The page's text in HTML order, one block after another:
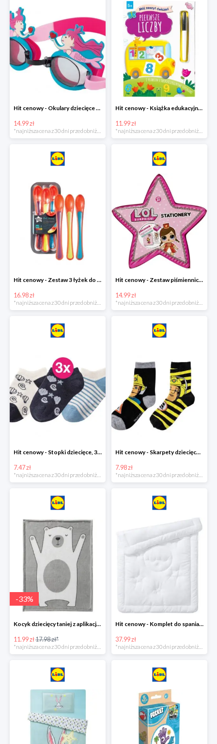
Hit cenowy - Okulary dziecięce do pływania
14.99 zł
Hit cenowy - Książka edukacyjna z pisakiem
11.99 zł
Hit cenowy - Zestaw 3 łyżek do karmienia wskazujących stopień ciepła
16.98 zł
*najniższa cena z 30 dni przed obniżką
Hit cenowy - Zestaw piśmienniczy dla dzieci
14.99 zł
*najniższa cena z 30 dni przed obniżką
Hit cenowy - Stopki dziecięce, 3 pary
7.47 zł
Hit cenowy - Skarpety dziecięce, 2 pary
7.98 zł
-33%
Kocyk dziecięcy taniej z aplikacją Lidl
11.99 zł17.98 zł*
Hit cenowy - Komplet do spania: kołdra i poduszka
37.99 zł